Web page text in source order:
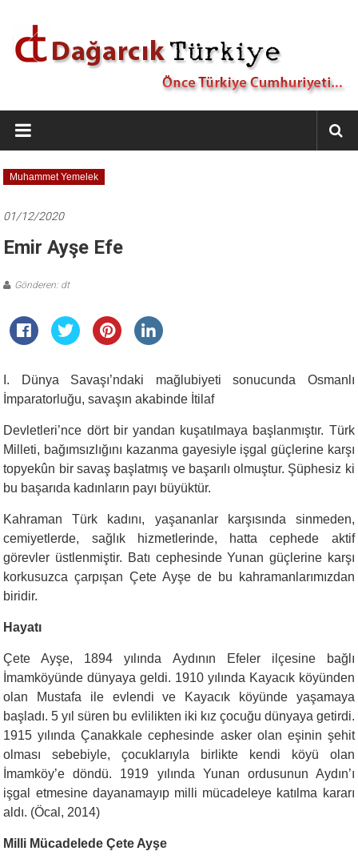
Dağarcık
Türkiye
Önce
Türkiye
Muhammet Yemelek
01/12/2020
Emir Ayşe Efe
Gönderen: dt
I. Dünya Savaşı’ndaki mağlubiyeti sonucunda Osmanlı
İmparatorluğu, savaşın akabinde İtilaf
Devletleri’nce dört bir yandan kuşatılmaya başlanmıştır. Türk
Milleti, bağımsızlığını kazanma gayesiyle işgal güçlerine karşı
topyekûn bir savaş başlatmış ve başarılı olmuştur. Şüphesiz ki
bu başarıda kadınların payı büyüktür.
Kahraman Türk kadını, yaşananlar karşısında sinmeden,
cemiyetlerde, sağlık hizmetlerinde, hatta cephede aktif
görevler üstlenmiştir. Batı cephesinde Yunan güçlerine karşı
korkusuzca çarpışan Çete Ayşe de bu kahramanlarımızdan
biridir.
Hayatı
Çete Ayşe, 1894 yılında Aydının Efeler ilçesine bağlı
İmamköyünde dünyaya geldi. 1910 yılında Kayacık köyünden
olan Mustafa ile evlendi ve Kayacık köyünde yaşamaya
başladı. 5 yıl süren bu evlilikten iki kız çocuğu dünyaya getirdi.
1915 yılında Çanakkale cephesinde asker olan eşinin şehit
olması sebebiyle, çocuklarıyla birlikte kendi köyü olan
İmamköy’e döndü. 1919 yılında Yunan ordusunun Aydın’ı
işgal etmesine dayanamayıp milli mücadeleye katılma kararı
aldı. (Öcal, 2014)
Milli Mücadelede Çete Ayşe